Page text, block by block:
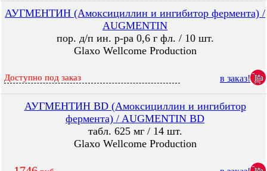
АУГМЕНТИН (Амоксициллин и ингибитор фермента) /
AUGMENTIN
пор. д/п ин. р-ра 0,6 г фл. / 10 шт.
Glaxo Wellcome Production
Доступно под заказ в заказ!
АУГМЕНТИН BD (Амоксициллин и ингибитор
фермента) / AUGMENTIN BD
табл. 625 мг / 14 шт.
Glaxo Wellcome Production